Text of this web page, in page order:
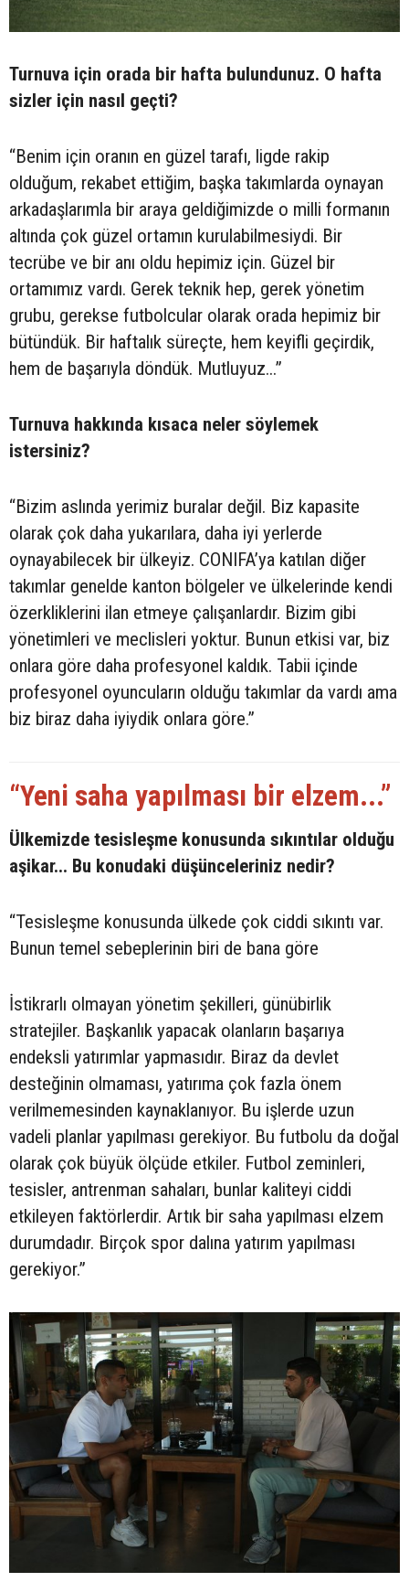
Turnuva için orada bir hafta bulundunuz. O hafta
sizler için nasıl geçti?
“Benim için oranın en güzel tarafı, ligde rakip
olduğum, rekabet ettiğim, başka takımlarda oynayan
arkadaşlarımla bir araya geldiğimizde o milli formanın
altında çok güzel ortamın kurulabilmesiydi. Bir
tecrübe ve bir anı oldu hepimiz için. Güzel bir
ortamımız vardı. Gerek teknik hep, gerek yönetim
grubu, gerekse futbolcular olarak orada hepimiz bir
bütündük. Bir haftalık süreçte, hem keyifli geçirdik,
hem de başarıyla döndük. Mutluyuz...”
Turnuva hakkında kısaca neler söylemek
istersiniz?
“Bizim aslında yerimiz buralar değil. Biz kapasite
olarak çok daha yukarılara, daha iyi yerlerde
oynayabilecek bir ülkeyiz. CONIFA’ya katılan diğer
takımlar genelde kanton bölgeler ve ülkelerinde kendi
özerkliklerini ilan etmeye çalışanlardır. Bizim gibi
yönetimleri ve meclisleri yoktur. Bunun etkisi var, biz
onlara göre daha profesyonel kaldık. Tabii içinde
profesyonel oyuncuların olduğu takımlar da vardı ama
biz biraz daha iyiydik onlara göre.”
“Yeni saha yapılması bir elzem...”
Ülkemizde tesisleşme konusunda sıkıntılar olduğu
aşikar... Bu konudaki düşünceleriniz nedir?
“Tesisleşme konusunda ülkede çok ciddi sıkıntı var.
Bunun temel sebeplerinin biri de bana göre
İstikrarlı olmayan yönetim şekilleri, günübirlik
stratejiler. Başkanlık yapacak olanların başarıya
endeksli yatırımlar yapmasıdır. Biraz da devlet
desteğinin olmaması, yatırıma çok fazla önem
verilmemesinden kaynaklanıyor. Bu işlerde uzun
vadeli planlar yapılması gerekiyor. Bu futbolu da doğal
olarak çok büyük ölçüde etkiler. Futbol zeminleri,
tesisler, antrenman sahaları, bunlar kaliteyi ciddi
etkileyen faktörlerdir. Artık bir saha yapılması elzem
durumdadır. Birçok spor dalına yatırım yapılması
gerekiyor.”